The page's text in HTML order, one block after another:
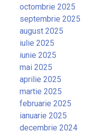
octombrie 2025
septembrie 2025
august 2025
iulie 2025
iunie 2025
mai 2025
aprilie 2025
martie 2025
februarie 2025
ianuarie 2025
decembrie 2024